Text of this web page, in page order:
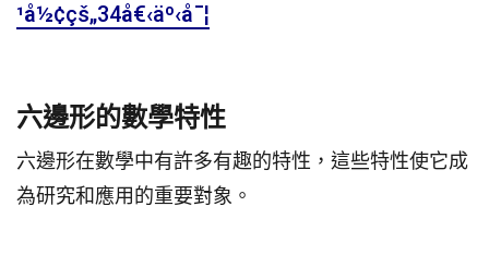
¹å½¢çš„34å€‹äº‹å¯¦
六邊形的數學特性
六邊形在數學中有許多有趣的特性，這些特性使它成
為研究和應用的重要對象。